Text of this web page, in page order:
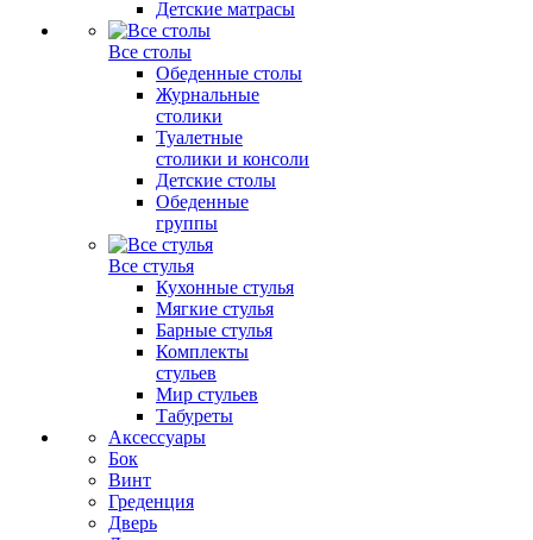
Детские матрасы
Все столы
Обеденные столы
Журнальные
столики
Туалетные
столики и консоли
Детские столы
Обеденные
группы
Все стулья
Кухонные стулья
Мягкие стулья
Барные стулья
Комплекты
стульев
Мир стульев
Табуреты
Аксессуары
Бок
Винт
Греденция
Дверь